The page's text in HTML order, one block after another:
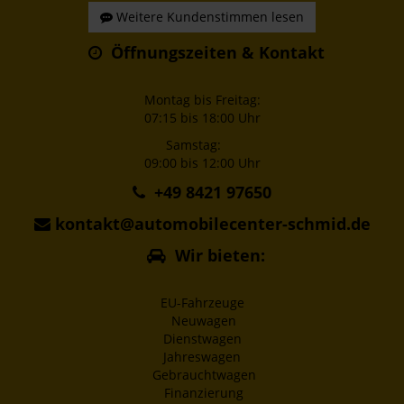
Weitere Kundenstimmen lesen
Öffnungszeiten & Kontakt
Montag bis Freitag:
07:15 bis 18:00 Uhr
Samstag:
09:00 bis 12:00 Uhr
+49 8421 97650
kontakt@automobilecenter-schmid.de
Wir bieten:
EU-Fahrzeuge
Neuwagen
Dienstwagen
Jahreswagen
Gebrauchtwagen
Finanzierung